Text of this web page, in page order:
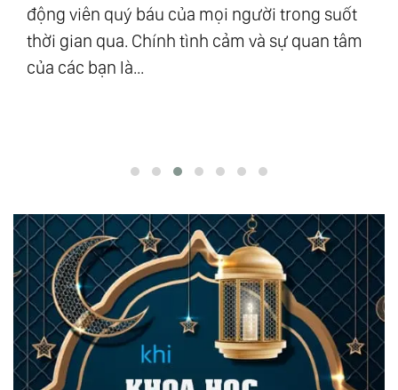
động viên quý báu của mọi người trong suốt
thời gian qua. Chính tình cảm và sự quan tâm
của các bạn là...